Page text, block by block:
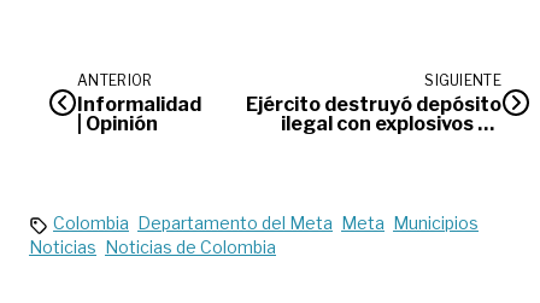
ANTERIOR
Informalidad
| Opinión
SIGUIENTE
Ejército destruyó depósito
ilegal con explosivos en
Colombia Departamento del Meta Meta Municipios
Noticias Noticias de Colombia